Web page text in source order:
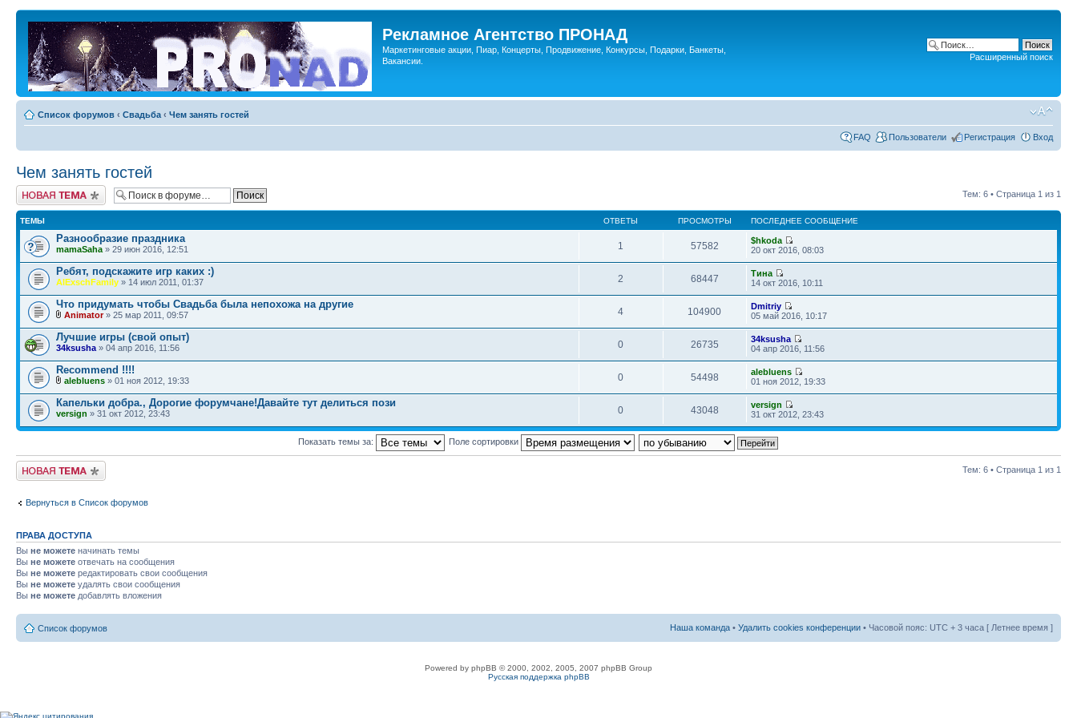
Рекламное Агентство ПРОНАД
Маркетинговые акции, Пиар, Концерты, Продвижение, Конкурсы, Подарки, Банкеты,
Вакансии.
Расширенный поиск
Список форумов ‹ Свадьба ‹ Чем занять гостей
FAQ Пользователи Регистрация Вход
Чем занять гостей
Новая тема Тем: 6 • Страница 1 из 1
ТЕМЫ ОТВЕТЫ ПРОСМОТРЫ ПОСЛЕДНЕЕ СООБЩЕНИЕ
Разнообразие праздника
mamaSaha » 29 июн 2016, 12:51 1 57582
$hkoda
20 окт 2016, 08:03
Ребят, подскажите игр каких :)
AlExschFamily » 14 июл 2011, 01:37 2 68447
Тина
14 окт 2016, 10:11
Что придумать чтобы Свадьба была непохожа на другие
Animator» 25 мар 2011, 09:57 4 104900
Dmitriy
05 май 2016, 10:17
Лучшие игры (свой опыт)
34ksusha » 04 апр 2016, 11:56 0 26735
34ksusha
04 апр 2016, 11:56
Recommend !!!!
alebluens » 01 ноя 2012, 19:33 0 54498
alebluens
01 ноя 2012, 19:33
Капельки добра., Дорогие форумчане!Давайте тут делиться пози
versign » 31 окт 2012, 23:43 0 43048
versign
31 окт 2012, 23:43
Показать темы за: Поле сортировки
Новая тема Тем: 6 • Страница 1 из 1
Вернуться в Список форумов
ПРАВА ДОСТУПА
Вы не можете начинать темы
Вы не можете отвечать на сообщения
Вы не можете редактировать свои сообщения
Вы не можете удалять свои сообщения
Вы не можете добавлять вложения
Список форумов Наша команда • Удалить cookies конференции • Часовой пояс: UTC + 3 часа [ Летнее время ]
Powered by phpBB © 2000, 2002, 2005, 2007 phpBB Group
Русская поддержка phpBB